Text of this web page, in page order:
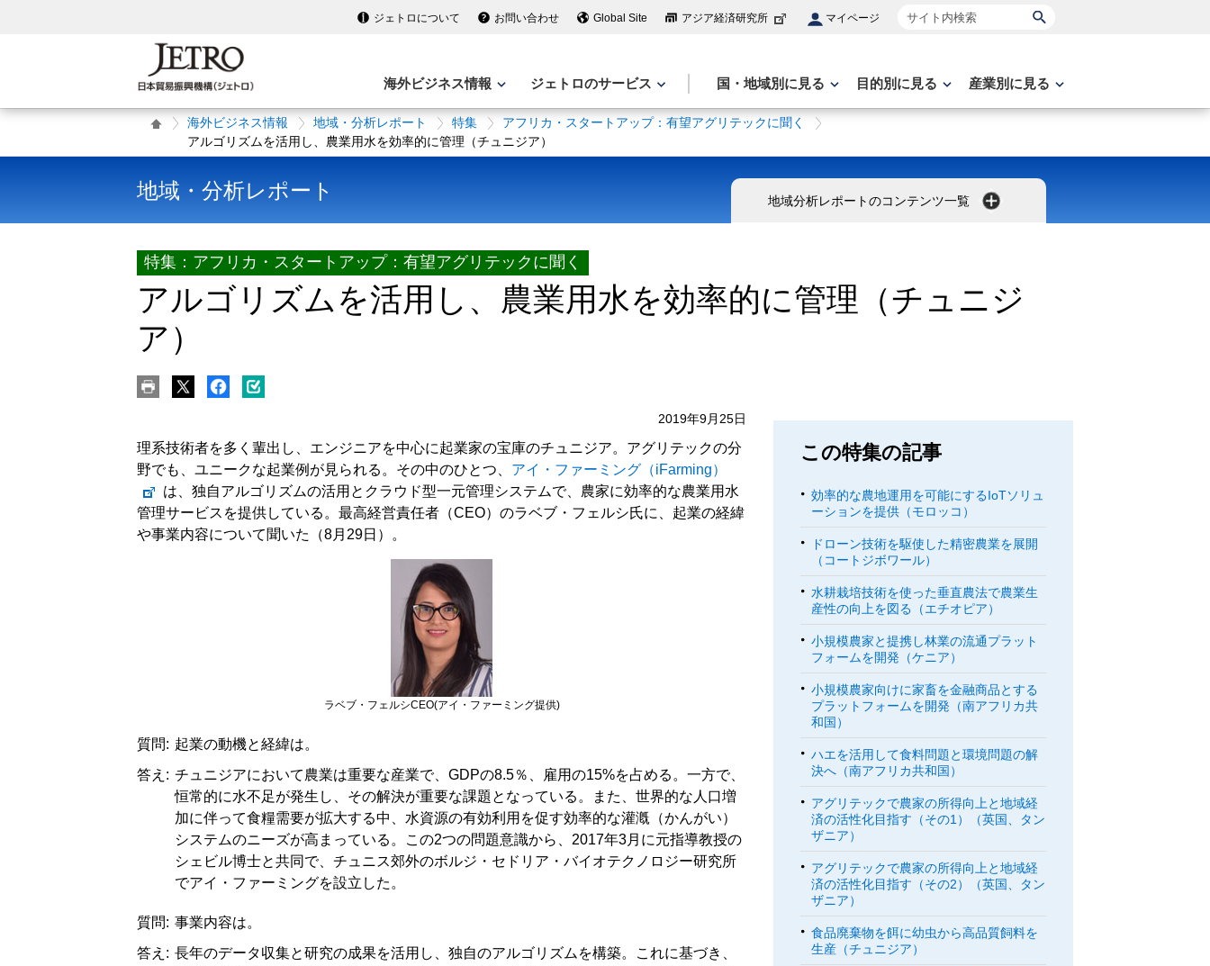
ジェトロについて お問い合わせ Global Site アジア経済研究所 マイページ サイト内検索
海外ビジネス情報 ジェトロのサービス 国・地域別に見る 目的別に見る 産業別に見る
海外ビジネス情報 地域・分析レポート 特集
アフリカ・スタートアップ：有望アグリテックに聞く
アルゴリズムを活用し、農業用水を効率的に管理（チュニジア）
地域・分析レポート 地域分析レポートのコンテンツ一覧
特集：アフリカ・スタートアップ：有望アグリテックに聞く
アルゴリズムを活用し、農業用水を効率的に管理（チュニジ
ア）
2019年9月25日
理系技術者を多く輩出し、エンジニアを中心に起業家の宝庫のチュニジア。アグリテックの分
野でも、ユニークな起業例が見られる。その中のひとつ、 アイ・ファーミング（iFarming）
は、独自アルゴリズムの活用とクラウド型一元管理システムで、農家に効率的な農業用水
管理サービスを提供している。最高経営責任者（CEO）のラベブ・フェルシ氏に、起業の経緯
や事業内容について聞いた（8月29日）。
ラベブ・フェルシCEO(アイ・ファーミング提供)
質問: 起業の動機と経緯は。
答え: チュニジアにおいて農業は重要な産業で、GDPの8.5％、雇用の15%を占める。一方で、
恒常的に水不足が発生し、その解決が重要な課題となっている。また、世界的な人口増
加に伴って食糧需要が拡大する中、水資源の有効利用を促す効率的な灌漑（かんがい）
システムのニーズが高まっている。この2つの問題意識から、2017年3月に元指導教授の
シェビル博士と共同で、チュニス郊外のボルジ・セドリア・バイオテクノロジー研究所
でアイ・ファーミングを設立した。
質問: 事業内容は。
答え: 長年のデータ収集と研究の成果を活用し、独自のアルゴリズムを構築。これに基づき、
この特集の記事
効率的な農地運用を可能にするIoTソリュ
ーションを提供（モロッコ）
ドローン技術を駆使した精密農業を展開
（コートジボワール）
水耕栽培技術を使った垂直農法で農業生
産性の向上を図る（エチオピア）
小規模農家と提携し林業の流通プラット
フォームを開発（ケニア）
小規模農家向けに家畜を金融商品とする
プラットフォームを開発（南アフリカ共
和国）
ハエを活用して食料問題と環境問題の解
決へ（南アフリカ共和国）
アグリテックで農家の所得向上と地域経
済の活性化目指す（その1）（英国、タン
ザニア）
アグリテックで農家の所得向上と地域経
済の活性化目指す（その2）（英国、タン
ザニア）
食品廃棄物を餌に幼虫から高品質飼料を
生産（チュニジア）